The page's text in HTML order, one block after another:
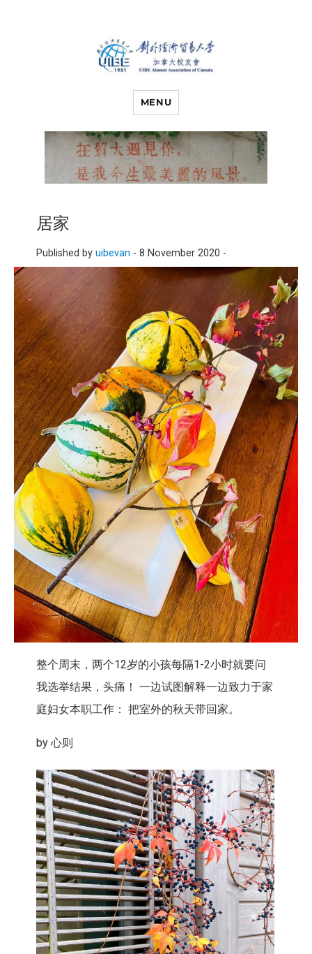
对外经济贸易
大学加拿大校
友会
MENU
居家
Published by uibevan - 8 November 2020 -
整个周末，两个12岁的小孩每隔1-2小时就要问
我选举结果，头痛！ 一边试图解释一边致力于家
庭妇女本职工作： 把室外的秋天带回家。
by 心则